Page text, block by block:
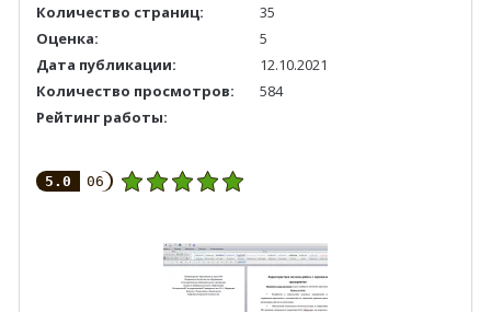
Количество страниц:
35
Оценка:
5
Дата публикации:
12.10.2021
Количество просмотров:
584
Рейтинг работы:
5.0 06